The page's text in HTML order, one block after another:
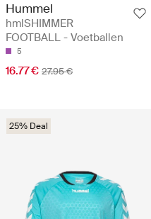
Hummel
hmlSHIMMER
FOOTBALL - Voetballen
5
16.77 € 27.95 €
25% Deal